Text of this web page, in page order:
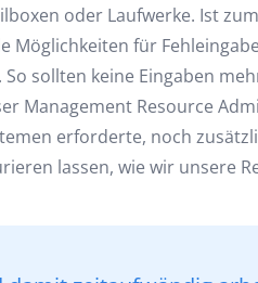
oder Laufwerke. Ist
Möglichkeiten für
sollten keine Eingaben
Management Resource
erforderte, noch
lassen, wie wir unsere